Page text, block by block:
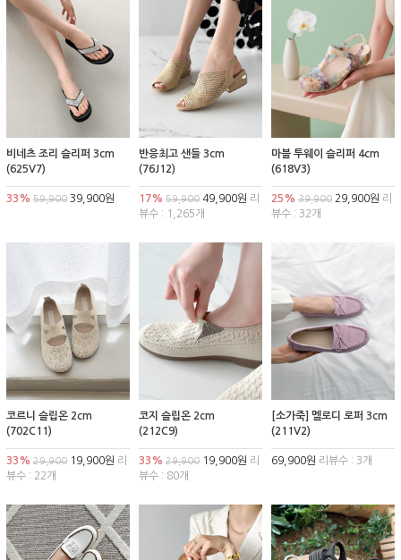
비네츠 조리 슬리퍼 3cm
(625V7)
33% 59,900 39,900원
반응최고 샌들 3cm
(76J12)
17% 59,90049,900원 리
뷰수 : 1,265개
마블 투웨이 슬리퍼 4cm
(618V3)
25% 39,90029,900원 리
뷰수 : 32개
코르니 슬립온 2cm
(702C11)
33% 29,900 19,900원 리
뷰수 : 22개
코지 슬립온 2cm
(212C9)
33% 29,90019,900원 리
뷰수 : 80개
[소가죽] 멜로디 로퍼 3cm
(211V2)
69,900원 리뷰수 : 3개